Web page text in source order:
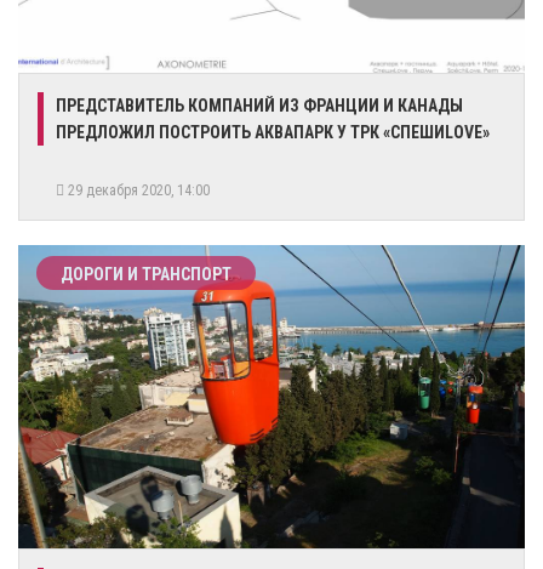
ПРЕДСТАВИТЕЛЬ КОМПАНИЙ ИЗ ФРАНЦИИ И КАНАДЫ
ПРЕДЛОЖИЛ ПОСТРОИТЬ АКВАПАРК У ТРК «СПЕШИLOVE»
29 декабря 2020, 14:00
ДОРОГИ И ТРАНСПОРТ